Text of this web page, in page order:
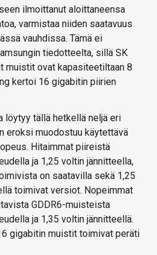
ilmoittanut aloittaneensa
varmistaa niiden saatavuus
vauhdissa. Tämä ei
tiedotteelta, sillä SK
muistit ovat kapasiteetiltaan 8
kertoi 16 gigabitin piirien
löytyy tällä hetkellä neljä eri
eroksi muodostuu käytettävä
Hitaimmat piireistä
ja 1,25 voltin jännitteella,
on saatavilla sekä 1,25
toimivat versiot. Nopeimmat
GDDR6-muisteista
ja 1,35 voltin jännitteellä.
gigabitin muistit toimivat peräti